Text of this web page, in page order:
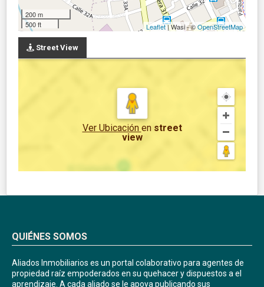
200 m
500 ft
Leaflet| Wasi - ©OpenStreetMap
Street View
Ver Ubicación en street
view
QUIÉNES SOMOS
Aliados Inmobiliarios es un portal colaborativo para agentes de
propiedad raíz empoderados en su quehacer y dispuestos a el
aprendizaje. A cada aliado se le apoya publicando sus